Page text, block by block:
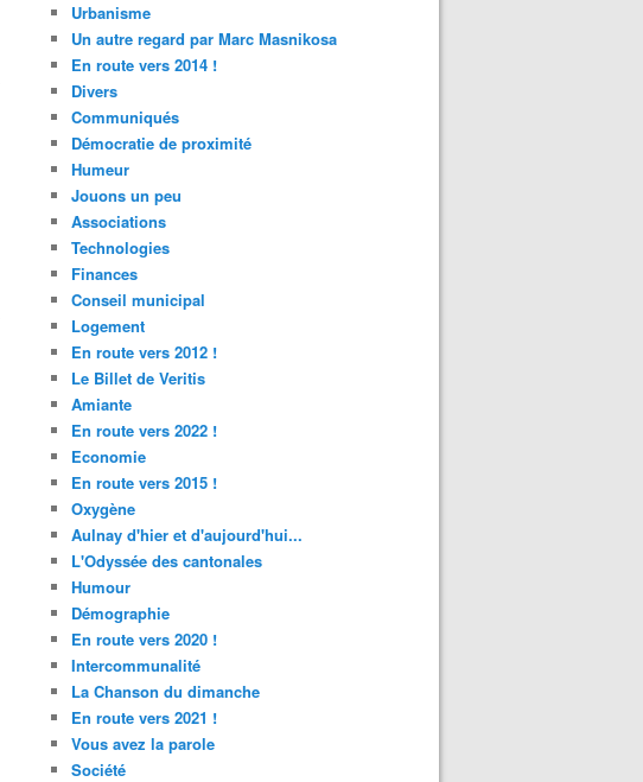
Urbanisme
Un autre regard par Marc Masnikosa
En route vers 2014 !
Divers
Communiqués
Démocratie de proximité
Humeur
Jouons un peu
Associations
Technologies
Finances
Conseil municipal
Logement
En route vers 2012 !
Le Billet de Veritis
Amiante
En route vers 2022 !
Economie
En route vers 2015 !
Oxygène
Aulnay d'hier et d'aujourd'hui...
L'Odyssée des cantonales
Humour
Démographie
En route vers 2020 !
Intercommunalité
La Chanson du dimanche
En route vers 2021 !
Vous avez la parole
Société